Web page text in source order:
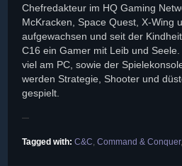
Chefredakteur im HQ Gaming
McKracken, Space Quest, X-Wing
aufgewachsen und seit der
C16 ein Gamer mit Leib und
viel am PC, sowie der
werden Strategie, Shooter und
gespielt.
Tagged with: C&C, Command & Conquer,